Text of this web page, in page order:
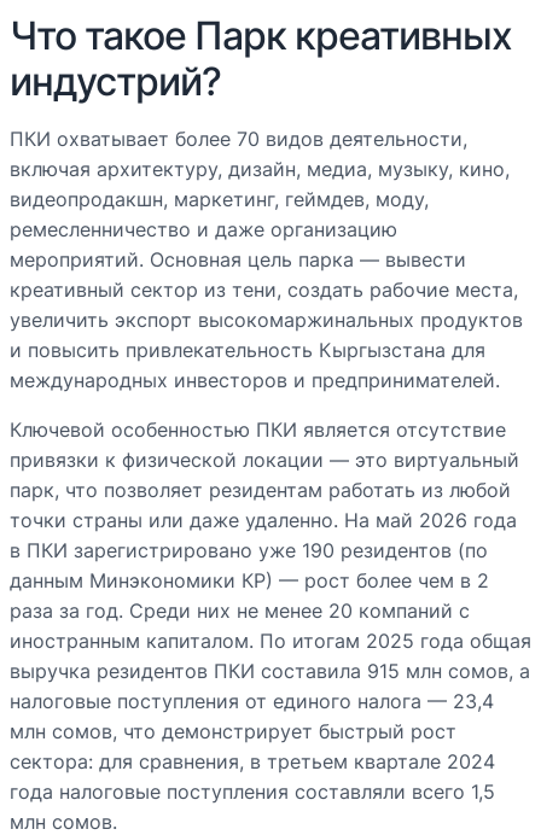
Что такое Парк креативных
индустрий?
ПКИ охватывает более 70 видов деятельности,
включая архитектуру, дизайн, медиа, музыку, кино,
видеопродакшн, маркетинг, геймдев, моду,
ремесленничество и даже организацию
мероприятий. Основная цель парка — вывести
креативный сектор из тени, создать рабочие места,
увеличить экспорт высокомаржинальных продуктов
и повысить привлекательность Кыргызстана для
международных инвесторов и предпринимателей.
Ключевой особенностью ПКИ является отсутствие
привязки к физической локации — это виртуальный
парк, что позволяет резидентам работать из любой
точки страны или даже удаленно. На май 2026 года
в ПКИ зарегистрировано уже 190 резидентов (по
данным Минэкономики КР) — рост более чем в 2
раза за год. Среди них не менее 20 компаний с
иностранным капиталом. По итогам 2025 года общая
выручка резидентов ПКИ составила 915 млн сомов, а
налоговые поступления от единого налога — 23,4
млн сомов, что демонстрирует быстрый рост
сектора: для сравнения, в третьем квартале 2024
года налоговые поступления составляли всего 1,5
млн сомов.